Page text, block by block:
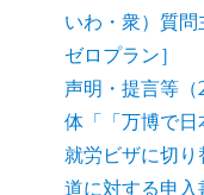
いわ・衆）質
ゼロプラン］
声明・提言等
体「「万博で日
就労ビザに切
道に対する申入